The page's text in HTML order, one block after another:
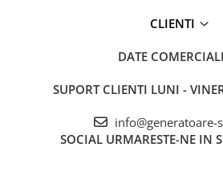
CLIENTI
DATE
SUPORT CLIENTI LUNI -
info@generatoare-
SOCIAL URMARESTE-NE IN